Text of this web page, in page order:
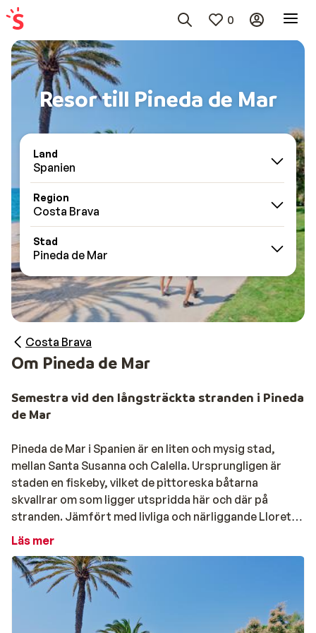
0
Resor till Pineda de Mar
Land
Spanien
Region
Costa Brava
Stad
Pineda de Mar
Costa Brava
Om Pineda de Mar
Semestra vid den långsträckta stranden i Pineda
de Mar
Pineda de Mar i Spanien är en liten och mysig stad,
mellan Santa Susanna och Calella. Ursprungligen är
staden en fiskeby, vilket de pittoreska båtarna
skvallrar om som ligger utspridda här och där på
stranden. Jämfört med livliga och närliggande Lloret
de Mar är det väldigt lugnt här.
Pineda de Mar har behållit sin spanska charm, här hittar
du ett vackert gammalt centrum med ett torg fullt av
mysiga uteserveringar som är en mötesplats för
lokalbefolkningen.
Läs mer